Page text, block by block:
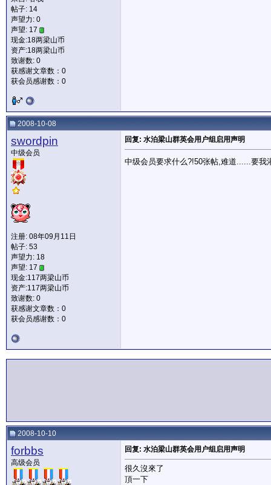
帖子: 14
声望力: 0
声望: 17
现金:18两梁山币
资产:18两梁山币
致谢数: 0
获感谢文章数：0
获会员感谢数：0
2008-10-08
swordpin
中级会员
注册: 08年09月11日
帖子: 53
声望力: 18
声望: 17
现金:117两梁山币
资产:117两梁山币
致谢数: 0
获感谢文章数：0
获会员感谢数：0
回复: 水泊梁山群英会用户组启用声明
中级会员要求什么?!50张帖,难道......要我
2008-10-10
forbbs
高级会员
回复: 水泊梁山群英会用户组启用声明
很久沒來了
頂一下